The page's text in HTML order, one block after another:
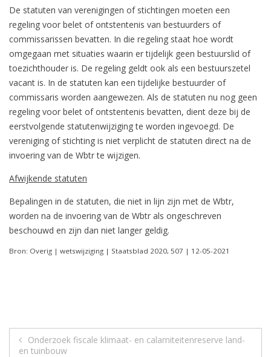
De statuten van verenigingen of stichtingen moeten een
regeling voor belet of ontstentenis van bestuurders of
commissarissen bevatten. In die regeling staat hoe wordt
omgegaan met situaties waarin er tijdelijk geen bestuurslid of
toezichthouder is. De regeling geldt ook als een bestuurszetel
vacant is. In de statuten kan een tijdelijke bestuurder of
commissaris worden aangewezen. Als de statuten nu nog geen
regeling voor belet of ontstentenis bevatten, dient deze bij de
eerstvolgende statutenwijziging te worden ingevoegd. De
vereniging of stichting is niet verplicht de statuten direct na de
invoering van de Wbtr te wijzigen.
Afwijkende statuten
Bepalingen in de statuten, die niet in lijn zijn met de Wbtr,
worden na de invoering van de Wbtr als ongeschreven
beschouwd en zijn dan niet langer geldig.
Bron: Overig | wetswijziging | Staatsblad 2020, 507 | 12-05-2021
Berichtnavigatie
Onderzoek fiscale klimaat- en calamiteitenreserve land-
en tuinbouw